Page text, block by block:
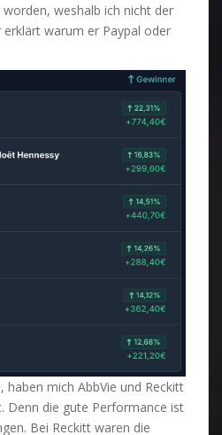
weshalb ich nicht der
warum er Paypal oder
mich AbbVie und Reckitt
Denn die gute Performance ist
Bei Reckitt waren die